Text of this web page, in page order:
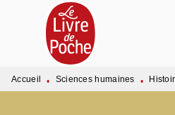
MENU RECHERCHE
PIED DE PAGE
Accueil • Sciences humaines •